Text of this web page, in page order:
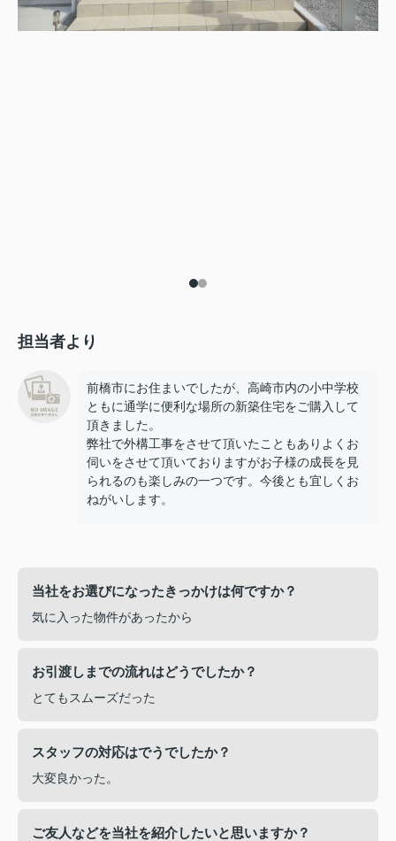
担当者より
前橋市にお住まいでしたが、高崎市内の小中学校
ともに通学に便利な場所の新築住宅をご購入して
頂きました。
弊社で外構工事をさせて頂いたこともありよくお
伺いをさせて頂いておりますがお子様の成長を見
られるのも楽しみの一つです。今後とも宜しくお
ねがいします。
当社をお選びになったきっかけは何ですか？
気に入った物件があったから
お引渡しまでの流れはどうでしたか？
とてもスムーズだった
スタッフの対応はでうでしたか？
大変良かった。
ご友人などを当社を紹介したいと思いますか？